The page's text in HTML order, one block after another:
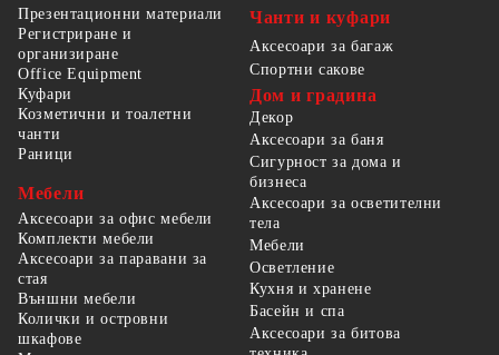
Презентационни материали
Регистриране и
организиране
Office Equipment
Чанти и куфари
Аксесоари за багаж
Спортни сакове
Куфари
Козметични и тоалетни
чанти
Раници
Мебели
Аксесоари за офис мебели
Комплекти мебели
Аксесоари за паравани за
стая
Външни мебели
Колички и островни
шкафове
Дом и градина
Декор
Аксесоари за баня
Сигурност за дома и
бизнеса
Аксесоари за осветителни
тела
Мебели
Осветление
Кухня и хранене
Басейн и спа
Аксесоари за битова